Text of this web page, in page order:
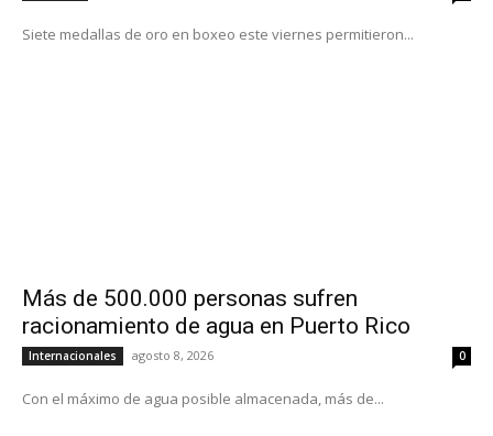
Siete medallas de oro en boxeo este viernes permitieron...
Más de 500.000 personas sufren
racionamiento de agua en Puerto Rico
Internacionales agosto 8, 2026 0
Con el máximo de agua posible almacenada, más de...